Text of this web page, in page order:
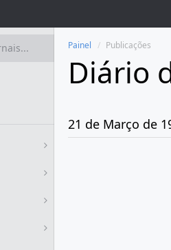
Painel Publicações
Diário
21 de Março de